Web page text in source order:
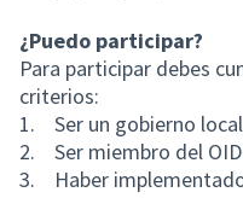
¿Puedo participar?
Para participar debes
criterios:
1. Ser un gobierno
2. Ser miembro del
3. Haber